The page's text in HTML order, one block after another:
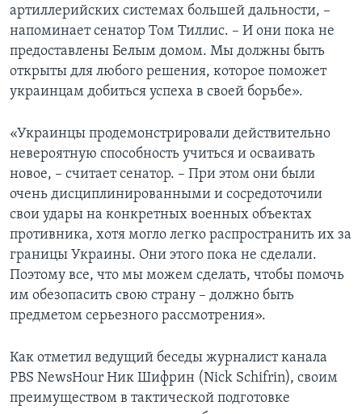
артиллерийских системах большей дальности, –
напоминает сенатор Том Тиллис. – И они пока не
предоставлены Белым домом. Мы должны быть
открыты для любого решения, которое поможет
украинцам добиться успеха в своей борьбе».
«Украинцы продемонстрировали действительно
невероятную способность учиться и осваивать
новое, – считает сенатор. – При этом они были
очень дисциплинированными и сосредоточили
свои удары на конкретных военных объектах
противника, хотя могло легко распространить их за
границы Украины. Они этого пока не сделали.
Поэтому все, что мы можем сделать, чтобы помочь
им обезопасить свою страну – должно быть
предметом серьезного рассмотрения».
Как отметил ведущий беседы журналист канала
PBS NewsHour Ник Шифрин (Nick Schifrin), своим
преимуществом в тактической подготовке